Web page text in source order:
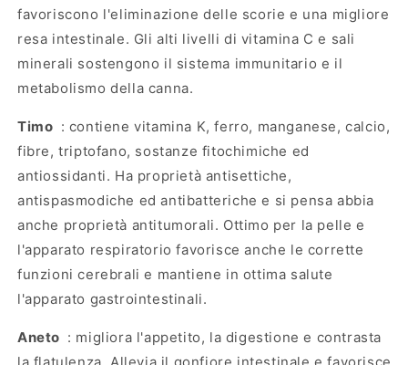
favoriscono l'eliminazione delle scorie e una migliore
resa intestinale. Gli alti livelli di vitamina C e sali
minerali sostengono il sistema immunitario e il
metabolismo della canna.
Timo : contiene vitamina K, ferro, manganese, calcio,
fibre, triptofano, sostanze fitochimiche ed
antiossidanti. Ha proprietà antisettiche,
antispasmodiche ed antibatteriche e si pensa abbia
anche proprietà antitumorali. Ottimo per la pelle e
l'apparato respiratorio favorisce anche le corrette
funzioni cerebrali e mantiene in ottima salute
l'apparato gastrointestinali.
Aneto : migliora l'appetito, la digestione e contrasta